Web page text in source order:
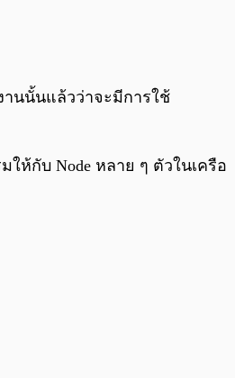
านนั้นแล้วว่าจะมีการใช้
ห้กับ Node หลาย ๆ ตัวในเครือ